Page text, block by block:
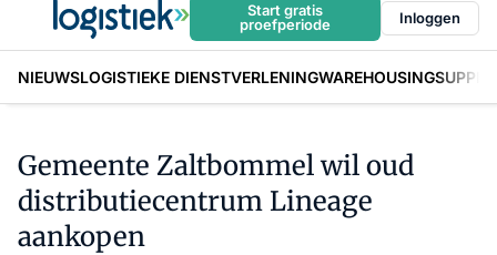
Start gratis
proefperiode
Inloggen
NIEUWSLOGISTIEKE DIENSTVERLENINGWAREHOUSING
Gemeente Zaltbommel wil oud
distributiecentrum Lineage
aankopen